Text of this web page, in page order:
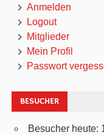
Anmelden
Logout
Mitglieder
Mein Profil
Passwort
BESUCHER
Besucher heute: